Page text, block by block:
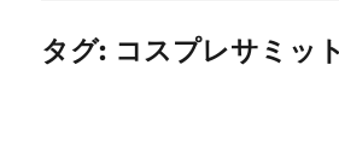
タグ: コスプレサミット